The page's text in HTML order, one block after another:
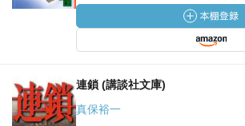
連鎖 (講談社文庫)
真保裕一